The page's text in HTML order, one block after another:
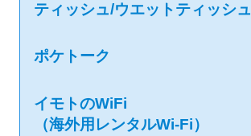
ティッシュ/ウエットティッシュ
ポケトーク
イモトのWiFi
（海外用レンタルWi-Fi）